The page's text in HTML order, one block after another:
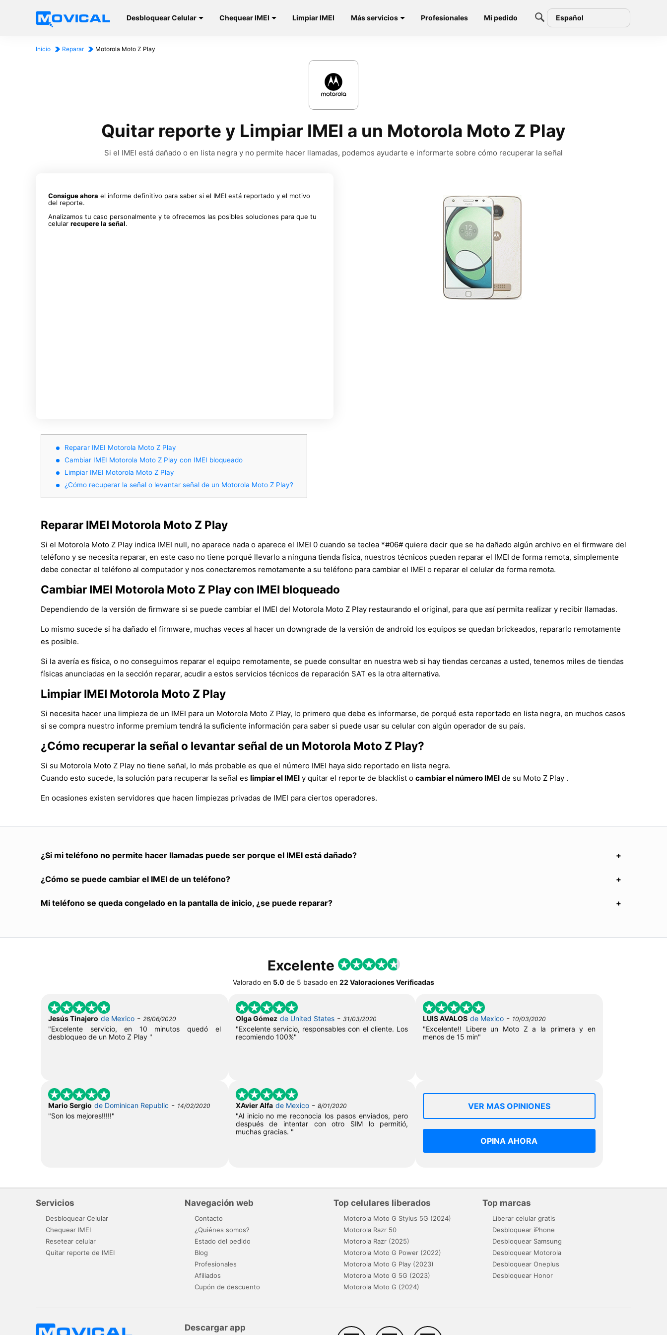
Desbloquear Celular Chequear IMEI Limpiar IMEI Más servicios Profesionales Mi pedido Español
Inicio Reparar Motorola Moto Z Play
Quitar reporte y Limpiar IMEI a un Motorola Moto Z Play
Si el IMEI está dañado o en lista negra y no permite hacer llamadas, podemos ayudarte e informarte sobre cómo recuperar la señal
Consigue ahora el informe definitivo para saber si el IMEI está reportado y el motivo
del reporte.
Analizamos tu caso personalmente y te ofrecemos las posibles soluciones para que tu
celular recupere la señal.
Reparar IMEI Motorola Moto Z Play
Cambiar IMEI Motorola Moto Z Play con IMEI bloqueado
Limpiar IMEI Motorola Moto Z Play
¿Cómo recuperar la señal o levantar señal de un Motorola Moto Z Play?
Reparar IMEI Motorola Moto Z Play
Si el Motorola Moto Z Play indica IMEI null, no aparece nada o aparece el IMEI 0 cuando se teclea *#06# quiere decir que se ha dañado algún archivo en el firmware del
teléfono y se necesita reparar, en este caso no tiene porqué llevarlo a ninguna tienda física, nuestros técnicos pueden reparar el IMEI de forma remota, simplemente
debe conectar el teléfono al computador y nos conectaremos remotamente a su teléfono para cambiar el IMEI o reparar el celular de forma remota.
Cambiar IMEI Motorola Moto Z Play con IMEI bloqueado
Dependiendo de la versión de firmware si se puede cambiar el IMEI del Motorola Moto Z Play restaurando el original, para que así permita realizar y recibir llamadas.
Lo mismo sucede si ha dañado el firmware, muchas veces al hacer un downgrade de la versión de android los equipos se quedan brickeados, repararlo remotamente
es posible.
Si la avería es física, o no conseguimos reparar el equipo remotamente, se puede consultar en nuestra web si hay tiendas cercanas a usted, tenemos miles de tiendas
físicas anunciadas en la sección reparar, acudir a estos servicios técnicos de reparación SAT es la otra alternativa.
Limpiar IMEI Motorola Moto Z Play
Si necesita hacer una limpieza de un IMEI para un Motorola Moto Z Play, lo primero que debe es informarse, de porqué esta reportado en lista negra, en muchos casos
si se compra nuestro informe premium tendrá la suficiente información para saber si puede usar su celular con algún operador de su país.
¿Cómo recuperar la señal o levantar señal de un Motorola Moto Z Play?
Si su Motorola Moto Z Play no tiene señal, lo más probable es que el número IMEI haya sido reportado en lista negra.
Cuando esto sucede, la solución para recuperar la señal es limpiar el IMEI y quitar el reporte de blacklist o cambiar el número IMEI de su Moto Z Play .
En ocasiones existen servidores que hacen limpiezas privadas de IMEI para ciertos operadores.
¿Si mi teléfono no permite hacer llamadas puede ser porque el IMEI está dañado?
¿Cómo se puede cambiar el IMEI de un teléfono?
Mi teléfono se queda congelado en la pantalla de inicio, ¿se puede reparar?
Excelente
Valorado en 5.0 de 5 basado en 22 Valoraciones Verificadas
Jesús Tinajero de Mexico - 26/06/2020
"Excelente servicio, en 10 minutos quedó el
desbloqueo de un Moto Z Play "
Olga Gómez de United States- 31/03/2020
"Excelente servicio, responsables con el cliente. Los
recomiendo 100%"
LUIS AVALOS de Mexico - 10/03/2020
"Excelente!! Libere un Moto Z a la primera y en
menos de 15 min"
Mario Sergio de Dominican Republic - 14/02/2020
"Son los mejores!!!!!"
XAvier Alfa de Mexico- 8/01/2020
"Al inicio no me reconocia los pasos enviados, pero
después de intentar con otro SIM lo permitió,
muchas gracias. "
VER MAS OPINIONES
OPINA AHORA
Servicios
Desbloquear Celular
Chequear IMEI
Resetear celular
Quitar reporte de IMEI
Navegación web
Contacto
¿Quiénes somos?
Estado del pedido
Blog
Profesionales
Afiliados
Cupón de descuento
Top celulares liberados
Motorola Moto G Stylus 5G (2024)
Motorola Razr 50
Motorola Razr (2025)
Motorola Moto G Power (2022)
Motorola Moto G Play (2023)
Motorola Moto G 5G (2023)
Motorola Moto G (2024)
Top marcas
Liberar celular gratis
Desbloquear iPhone
Desbloquear Samsung
Desbloquear Motorola
Desbloquear Oneplus
Desbloquear Honor
Descargar app